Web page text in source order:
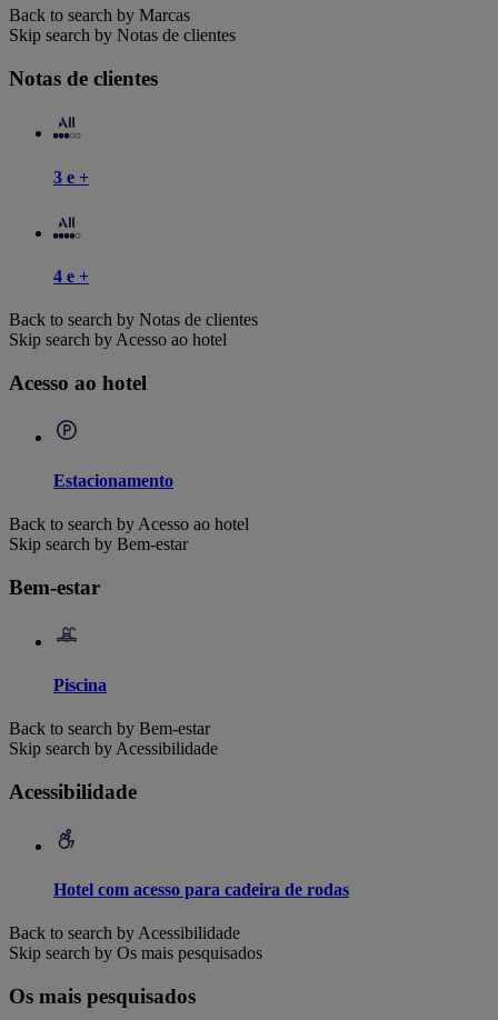
Back to search by Marcas
Skip search by Notas de clientes
Notas de clientes
3 e +
4 e +
Back to search by Notas de clientes
Skip search by Acesso ao hotel
Acesso ao hotel
Estacionamento
Back to search by Acesso ao hotel
Skip search by Bem-estar
Bem-estar
Piscina
Back to search by Bem-estar
Skip search by Acessibilidade
Acessibilidade
Hotel com acesso para cadeira de rodas
Back to search by Acessibilidade
Skip search by Os mais pesquisados
Os mais pesquisados